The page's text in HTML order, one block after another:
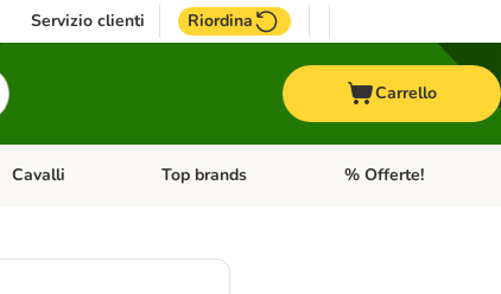
Servizio clienti Riordina
Carrello
Apri Menu Categoria: Acquaristica
Cavalli Apri Menu Categoria: Cavalli
Top brands Apri Menu Categoria:
% Offerte!